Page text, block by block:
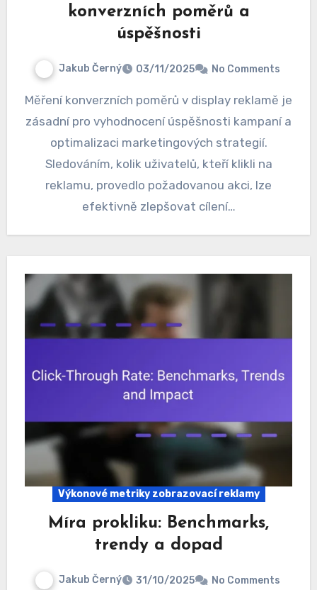
konverzních poměrů a
úspěšnosti
Jakub Černý 03/11/2025 No Comments
Měření konverzních poměrů v display reklamě je
zásadní pro vyhodnocení úspěšnosti kampaní a
optimalizaci marketingových strategií.
Sledováním, kolik uživatelů, kteří klikli na
reklamu, provedlo požadovanou akci, lze
efektivně zlepšovat cílení…
Výkonové metriky zobrazovací reklamy
Míra prokliku: Benchmarks,
trendy a dopad
Jakub Černý 31/10/2025 No Comments